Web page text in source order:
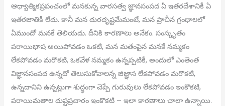
ఆధ్యాత్మికప్రపంచంలో మనకున్న వారసత్వ జ్ఞానసంపద ఏ ఇతరదేశానికీ ఏ
ఇతరజాతికీ లేదు. కానీ మన దురదృష్టమేమంటే, మన ప్రాచీన గ్రంధాలలో
ఏముందో మనకే తెలియదు. దీనికి కారణాలు అనేకం. సంస్కృతం
పరాయిభాష అయిపోవడం ఒకటి, మన మతంపైన మనకే నమ్మకం
లేకపోవడం మరొకటి, ఒకవేళ నమ్మకం ఉన్నప్పటికీ, అందులో ఎంతెంత
విజ్ఞానసంపద ఉన్నదో తెలుసుకోవాలన్న జిజ్ఞాస లేకపోవడం మరొకటి,
ఉన్నదానిని ఉన్నట్లుగా శుద్ధంగా చెప్పే గురువులు లేకపోవడం ఇంకొకటి,
పరాయిమతాల దుష్టప్రచారం ఇంకొకటి – ఇలా కారణాలు చాలా ఉన్నాయి.